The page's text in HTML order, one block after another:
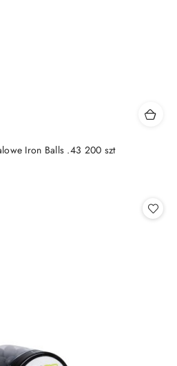
Iron Balls .43 200 szt